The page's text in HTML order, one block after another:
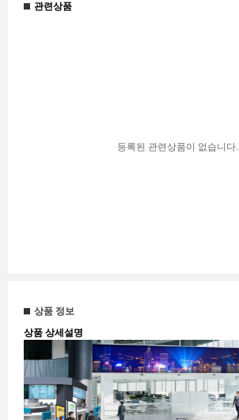
관련상품
등록된 관련상품이 없습니다.
상품 정보
상품 상세설명